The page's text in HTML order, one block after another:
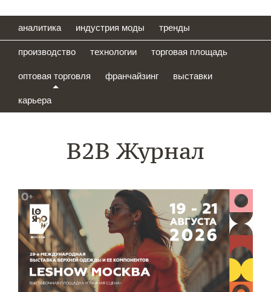
аналитика индустрия моды тренды
производство технологии торговая площадь
оптовая торговля франчайзинг выставки
карьера
B2B Журнал